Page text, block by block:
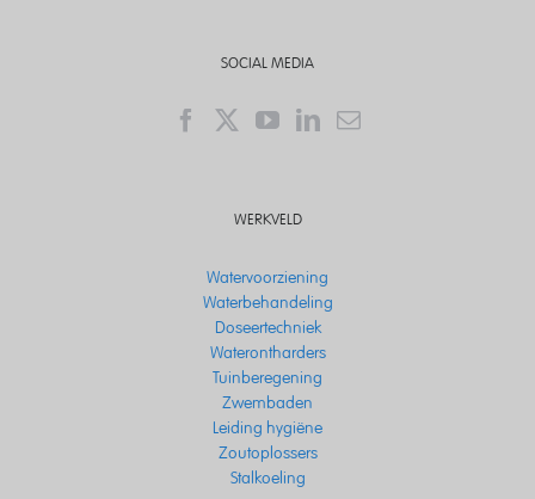
SOCIAL MEDIA
WERKVELD
Watervoorziening
Waterbehandeling
Doseertechniek
Waterontharders
Tuinberegening
Zwembaden
Leiding hygiëne
Zoutoplossers
Stalkoeling